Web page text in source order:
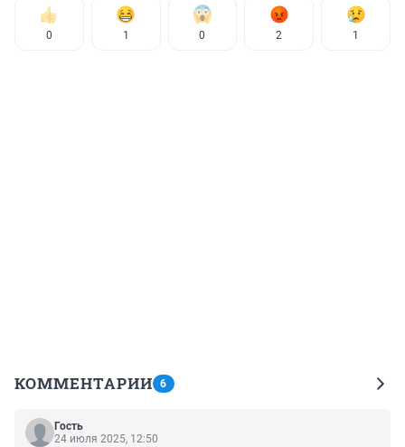
0 1 0 2 1
КОММЕНТАРИИ 6
Гость
24 июля 2025, 12:50